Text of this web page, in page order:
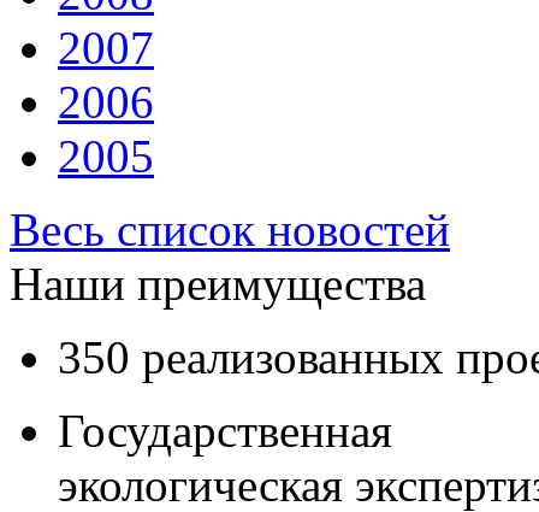
2007
2006
2005
Весь список новостей
Наши преимущества
350 реализованных
Государственная
экологическая